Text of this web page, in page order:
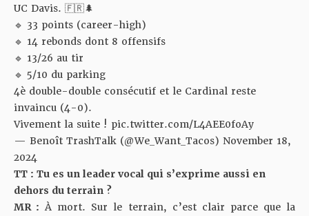
UC Davis. 🇫🇷🌲
🔹 33 points (career-high)
🔹 14 rebonds dont 8 offensifs
🔹 13/26 au tir
🔹 5/10 du parking
4è double-double consécutif et le Cardinal reste
invaincu (4-0).
Vivement la suite ! pic.twitter.com/L4AEE0foAy
— Benoît TrashTalk (@We_Want_Tacos) November 18,
2024
TT : Tu es un leader vocal qui s’exprime aussi en
dehors du terrain ?
MR : À mort. Sur le terrain, c’est clair parce que la